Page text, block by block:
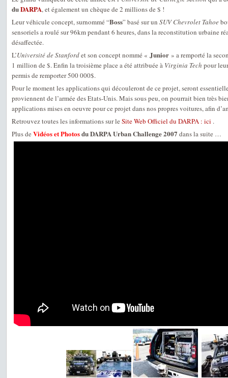
duDARPA, et également un chèque de 2 millions de $ !
Leur véhicule concept, surnommé “Boss” basé sur un SUV Chevrolet Tahoe
sensoriels a roulé sur 96km pendant 6 heures, dans la reconstitution urbaine
désaffectée.
L’Université de Stanfordet son concept nommé « Junior » a remporté la
1 million de $. Enfin la troisième place a été attribuée à Virginia Tech pour
permis de remporter 500 000$.
Pour le moment les applications qui découleront de ce projet, seront
proviennent de l’armée des Etats-Unis. Mais sous peu, on pourrait bien très
applications mises en oeuvre pour ce projet dans nos propres voitures, afin
Retrouvez toutes les informations sur le Site Web Officiel du DARPA : ici .
Plus de Vidéos et Photosdu DARPA Urban Challenge 2007 dans la suite …